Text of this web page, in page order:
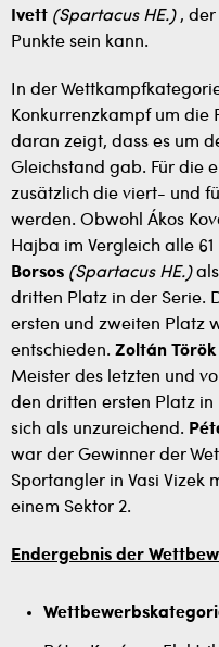
Ivett (Spartacus HE.), der
Punkte sein kann.
In der
Konkurrenzkampf um die
daran zeigt, dass es um
Gleichstand gab. Für die
zusätzlich die viert- und
werden. Obwohl Ákos
Hajba im Vergleich alle
Borsos (Spartacus HE.)als
dritten Platz in der Serie.
ersten und zweiten Platz
entschieden. Zoltán Török
Meister des letzten und
den dritten ersten Platz in
sich als unzureichend.
war der Gewinner der
Sportangler in Vasi Vizek
einem Sektor 2.
Endergebnis der